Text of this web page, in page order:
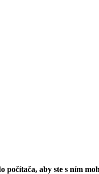
počítača, aby ste s ním